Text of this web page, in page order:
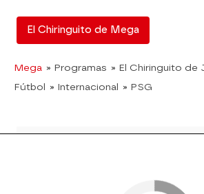
El Chiringuito de Mega
Mega » Programas » El Chiringuito de
Fútbol » Internacional » PSG